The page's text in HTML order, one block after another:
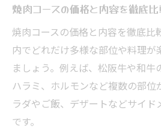
焼肉コースの価格と内容を徹底比
焼肉コースの価格と内容を徹底比
内でどれだけ多様な部位や料理が
ましょう。例えば、松阪牛や和牛
ハラミ、ホルモンなど複数の部位
ラダやご飯、デザートなどサイ
です。